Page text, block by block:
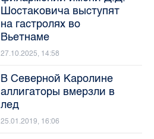
Шостаковича выступят
на гастролях во
Вьетнаме
27.10.2025, 14:58
В Северной Каролине
аллигаторы вмерзли в
лед
25.01.2019, 16:06